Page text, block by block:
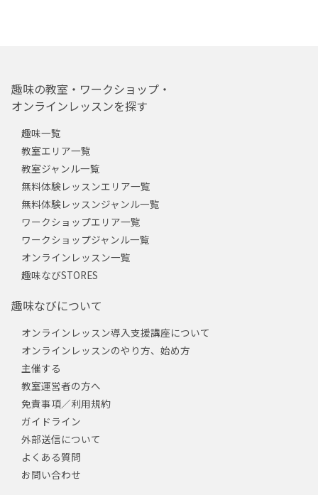
趣味の教室・ワークショップ・
オンラインレッスンを探す
趣味一覧
教室エリア一覧
教室ジャンル一覧
無料体験レッスンエリア一覧
無料体験レッスンジャンル一覧
ワークショップエリア一覧
ワークショップジャンル一覧
オンラインレッスン一覧
趣味なびSTORES
趣味なびについて
オンラインレッスン導入支援講座について
オンラインレッスンのやり方、始め方
主催する
教室運営者の方へ
免責事項／利用規約
ガイドライン
外部送信について
よくある質問
お問い合わせ